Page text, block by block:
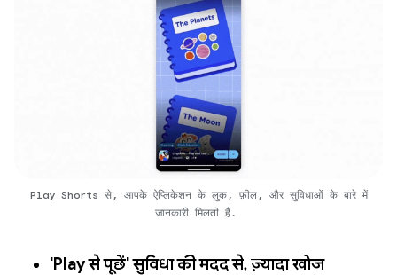
Play Shorts से, आपके ऐप्लिकेशन के लुक, फ़ील, और सुविधाओं के बारे में
जानकारी मिलती है.
'Play से पूछें' सुविधा की मदद से, ज़्यादा खोज